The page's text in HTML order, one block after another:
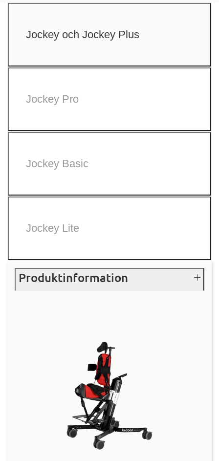
Jockey och Jockey Plus
Jockey Pro
Jockey Basic
Jockey Lite
Produktinformation